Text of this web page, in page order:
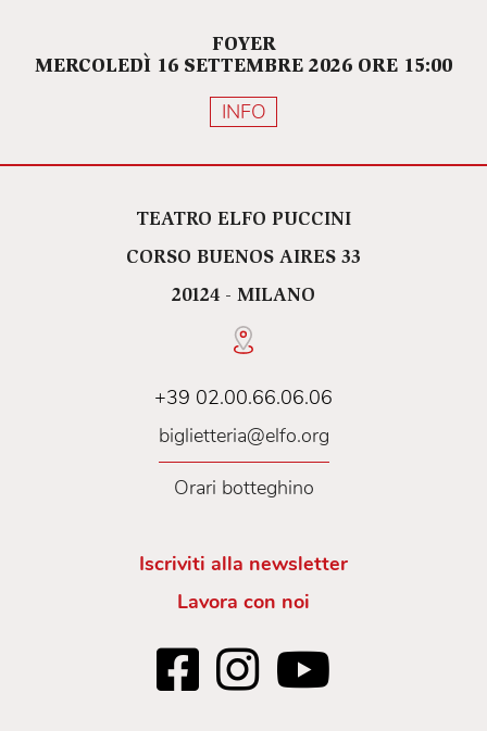
FOYER
MERCOLEDÌ 16 SETTEMBRE 2026 ORE 15:00
INFO
TEATRO ELFO PUCCINI
CORSO BUENOS AIRES 33
20124 - MILANO
+39 02.00.66.06.06
biglietteria@elfo.org
Orari botteghino
Iscriviti alla newsletter
Lavora con noi